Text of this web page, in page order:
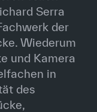
Serra
der
Wiederum
und Kamera
in
des